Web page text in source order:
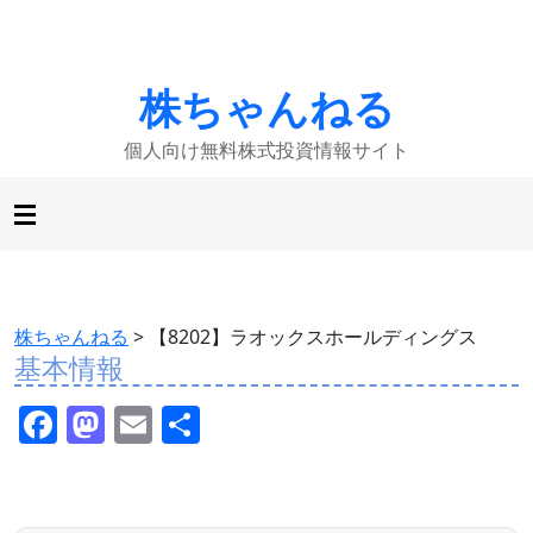
株ちゃんねる
個人向け無料株式投資情報サイト
株ちゃんねる > 【8202】ラオックスホールディングス
基本情報
F M E